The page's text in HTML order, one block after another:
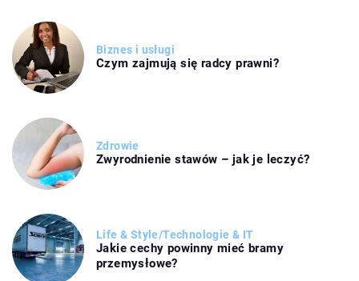
Biznes i usługi
Czym zajmują się radcy prawni?
Zdrowie
Zwyrodnienie stawów – jak je leczyć?
Life & Style/Technologie & IT
Jakie cechy powinny mieć bramy
przemysłowe?